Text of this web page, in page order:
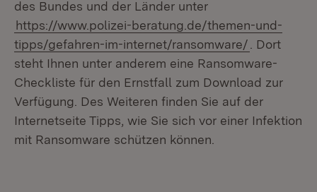
des Bundes und der Länder unter
https://www.polizei-beratung.de/themen-und-
tipps/gefahren-im-internet/ransomware/
. Dort
steht Ihnen unter anderem eine Ransomware-
Checkliste für den Ernstfall zum Download zur
Verfügung. Des Weiteren finden Sie auf der
Internetseite Tipps, wie Sie sich vor einer Infektion
mit Ransomware schützen können.